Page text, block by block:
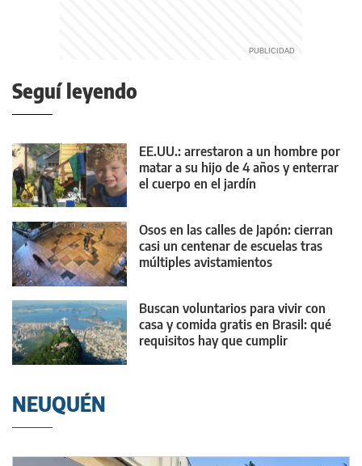
Seguí leyendo
EE.UU.: arrestaron a un hombre por
matar a su hijo de 4 años y enterrar
el cuerpo en el jardín
Osos en las calles de Japón: cierran
casi un centenar de escuelas tras
múltiples avistamientos
Buscan voluntarios para vivir con
casa y comida gratis en Brasil: qué
requisitos hay que cumplir
NEUQUÉN